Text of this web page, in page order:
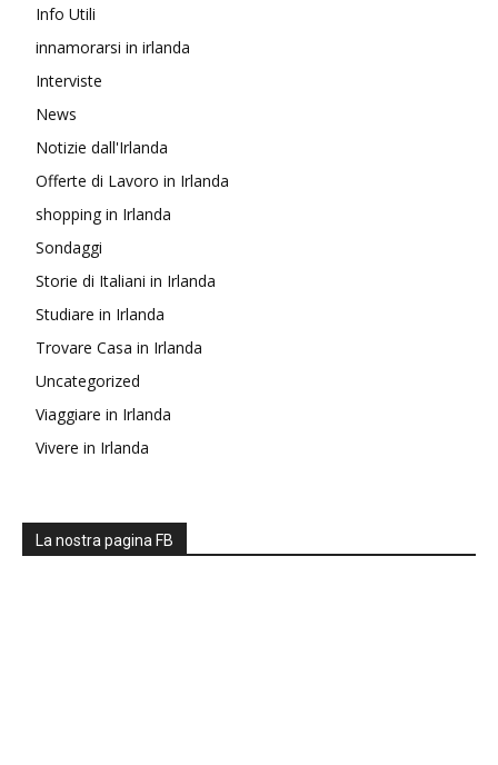
Info Utili
innamorarsi in irlanda
Interviste
News
Notizie dall'Irlanda
Offerte di Lavoro in Irlanda
shopping in Irlanda
Sondaggi
Storie di Italiani in Irlanda
Studiare in Irlanda
Trovare Casa in Irlanda
Uncategorized
Viaggiare in Irlanda
Vivere in Irlanda
La nostra pagina FB